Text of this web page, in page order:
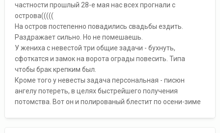
частности прошлый 28-е мая нас всех прогнали с
острова(((((
На остров постепенно повадились свадьбы ездить.
Раздражает сильно. Но не помешаешь.
У жениха с невестой три общие задачи - бухнуть,
сфоткатся и замок на ворота ограды повесить. Типа
чтобы брак крепким был.
Кроме того у невесты задача персональная - писюн
ангелу потереть, в целях быстрейшего получения
потомства. Вот он и полированый блестит по осени-зиме